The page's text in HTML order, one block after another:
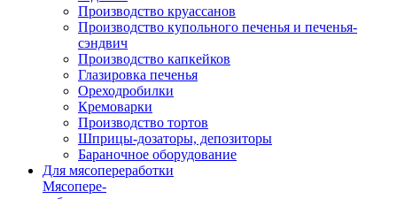
Производство круассанов
Производство купольного печенья и печенья-
сэндвич
Производство капкейков
Глазировка печенья
Ореходробилки
Кремоварки
Производство тортов
Шприцы-дозаторы, депозиторы
Бараночное оборудование
Для мясопереработки
Мясопере-